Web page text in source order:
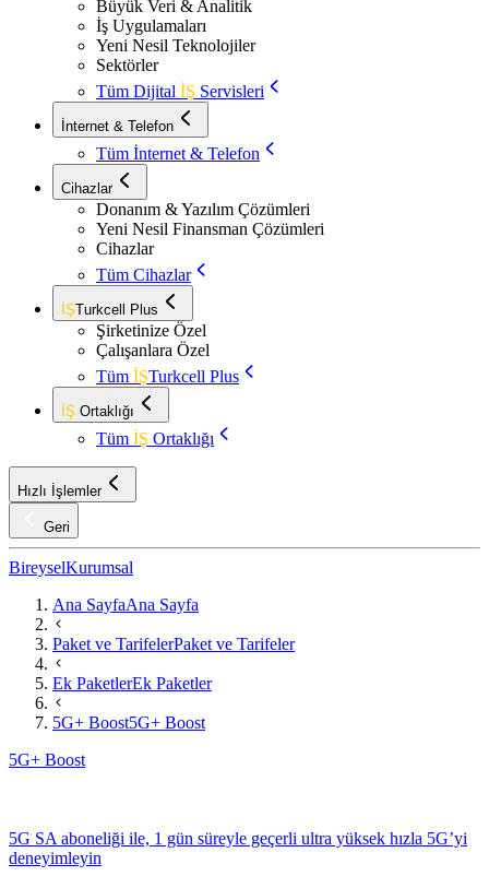
Büyük Veri & Analitik
İş Uygulamaları
Yeni Nesil Teknolojiler
Sektörler
Tüm Dijital İŞ Servisleri
İnternet & Telefon
Tüm İnternet & Telefon
Cihazlar
Donanım & Yazılım Çözümleri
Yeni Nesil Finansman Çözümleri
Cihazlar
Tüm Cihazlar
İŞTurkcell Plus
Şirketinize Özel
Çalışanlara Özel
Tüm İŞTurkcell Plus
İŞ Ortaklığı
Tüm İŞ Ortaklığı
Hızlı İşlemler
Geri
BireyselKurumsal
Ana SayfaAna Sayfa
Paket ve TarifelerPaket ve Tarifeler
Ek PaketlerEk Paketler
5G+ Boost5G+ Boost
5G+ Boost
​​5G SA aboneliği ile, 1 gün süreyle geçerli ultra yüksek hızla 5G’yi
deneyimleyin​